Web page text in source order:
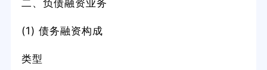
二、负债融资业务
(1) 债务融资构成
类型